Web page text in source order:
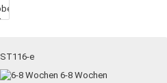
ST116-e
6-8 Wochen